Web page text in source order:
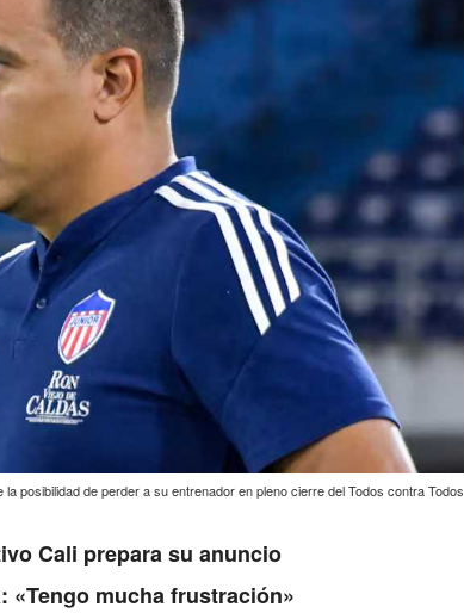
posibilidad de perder a su entrenador en pleno cierre del Todos contra Todos
Cali prepara su anuncio
«Tengo mucha frustración»